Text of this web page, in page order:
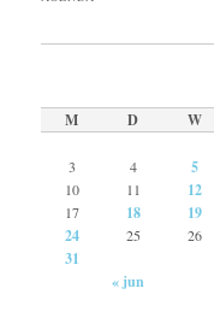
M D W
3
4 5
10
11 12
17 18 19
24 25 26
31
« jun